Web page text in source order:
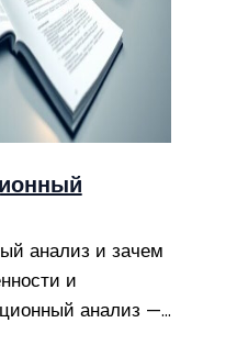
анализ и зачем
и
анализ —…